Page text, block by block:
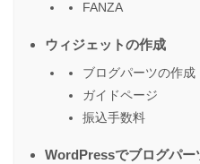
FANZA
ウィジェットの作成
ブログパーツの作成
ガイドページ
振込手数料
WordPressでブログパー